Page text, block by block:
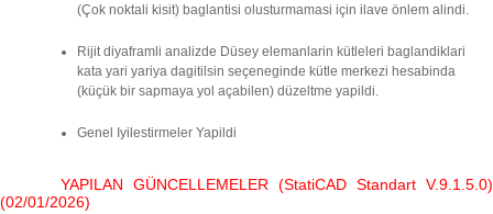
(Çok noktali kisit) baglantisi olusturmamasi için ilave önlem alindi.
Rijit diyaframli analizde Düsey elemanlarin kütleleri baglandiklari
kata yari yariya dagitilsin seçeneginde kütle merkezi hesabinda
(küçük bir sapmaya yol açabilen) düzeltme yapildi.
Genel Iyilestirmeler Yapildi
YAPILAN GÜNCELLEMELER (StatiCAD Standart V.9.1.5.0)
(02/01/2026)